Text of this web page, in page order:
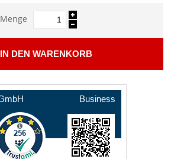
Menge
IN DEN WARENKORB